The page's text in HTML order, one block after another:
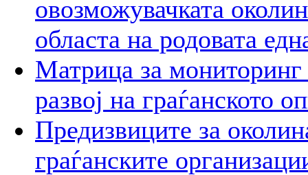
овозможувачката
областа на родовата
Матрица за мониторинг
развој на граѓанското
Предизвиците за
граѓанските